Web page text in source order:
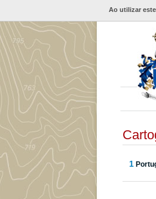
Ao utilizar
1